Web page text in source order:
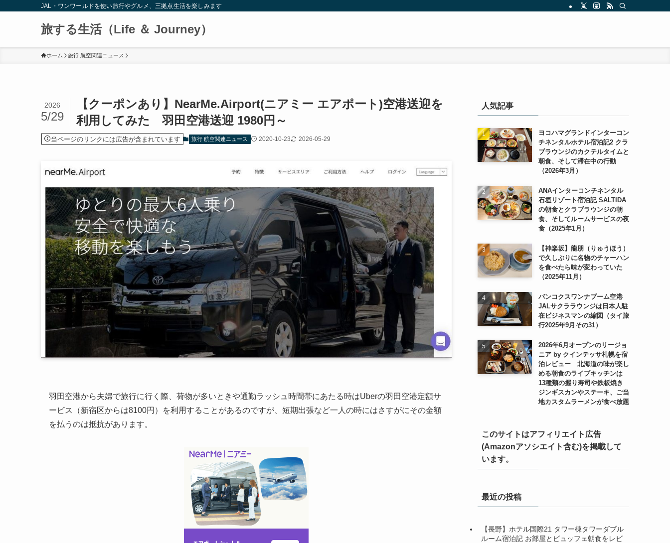
JAL・ワンワールドを使い旅行やグルメ、三拠点生活を楽しみます
旅する生活（Life ＆ Journey）
ホーム 旅行 航空関連ニュース
【クーポンあり】NearMe.Airport(ニアミー エアポート)空港送迎を
利用してみた 羽田空港送迎 1980円～
2026
5/29
当ページのリンクには広告が含まれています 旅行 航空関連ニュース 2020-10-23 2026-05-29
羽田空港から夫婦で旅行に行く際、荷物が多いときや通勤ラッシュ時間帯にあたる時はUberの羽田空港定額サ
ービス（新宿区からは8100円）を利用することがあるのですが、短期出張など一人の時にはさすがにその金額
を払うのは抵抗があります。
人気記事
ヨコハマグランドインターコン
チネンタルホテル宿泊記2 クラ
ブラウンジのカクテルタイムと
朝食、そして滞在中の行動
（2026年3月）
ANAインターコンチネンタル
石垣リゾート宿泊記 SALTIDA
の朝食とクラブラウンジの朝
食、そしてルームサービスの夜
食（2025年1月）
【神楽坂】龍朋（りゅうほう）
で久しぶりに名物のチャーハン
を食べたら味が変わっていた
（2025年11月）
バンコクスワンナプーム空港
JALサクララウンジは日本人駐
在ビジネスマンの縮図（タイ旅
行2025年9月その31）
2026年6月オープンのリージョ
ニア by クインテッサ札幌を宿
泊レビュー 北海道の味が楽し
める朝食のライブキッチンは
13種類の握り寿司や鉄板焼き
ジンギスカンやステーキ、ご当
地カスタムラーメンが食べ放題
このサイトはアフィリエイト広告
(Amazonアソシエイト含む)を掲載して
います。
最近の投稿
【長野】ホテル国際21 タワー棟タワーダブル
ルーム宿泊記 お部屋とビュッフェ朝食をレビ